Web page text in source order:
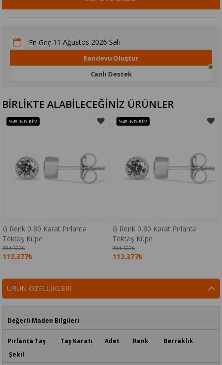
En Geç 11 Ağustos 2026 Salı
Randevu Oluştur
Canlı Destek
ÜRÜN ÖZELLIKLERI
Değerli Maden Bilgileri
Pırlanta Taş Taş Karatı Adet Renk Berraklık
Şekil
BİRLİKTE ALABİLECEĞİNİZ ÜRÜNLER
G Renk 0,80 Karat Pırlanta
Tektaş Küpe
112.377₺
204.322₺
%45 İNDIRIM
G Renk 0,80 Karat Pırlanta
Tektaş Küpe
112.377₺
204.322₺
%45 İNDIRIM